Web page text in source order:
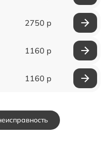
2750 р
1160 р
1160 р